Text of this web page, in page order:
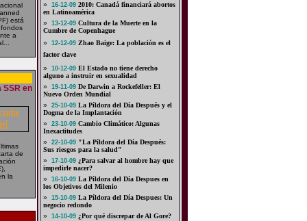
está
a
SSR en
de
la
»
16-12-092010: Canadá financiará abortos
en Latinoamérica
»
13-12-09Cultura de la Muerte en la
Cumbre de Copenhague
»
12-12-09Zhao Baige: La población es el
factor clave
»
10-12-09El Estado no tiene derecho
alguno a instruir en sexualidad
»
19-11-09De Darwin a Rockefeller: El
Nuevo Orden Mundial
»
25-10-09La Píldora del Día Después y el
Dogma de la Implantación
»
23-10-09Cambio Climático: Algunas
Inexactitudes
»
22-10-09"La Píldora del Día Después:
Sus riesgos para la salud"
»
17-10-09¿Para salvar al hombre hay que
impedirle nacer?
»
16-10-09La Píldora del Día Despues en
los Objetivos del Milenio
»
15-10-09La Píldora del Día Despues: Un
negocio redondo
»
14-10-09¿Por qué discrepar de Al Gore?